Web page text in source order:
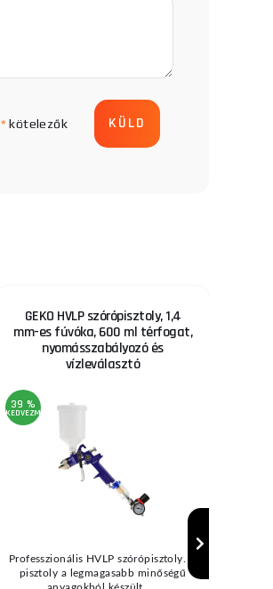
* kötelezők
GEKO HVLP szórópisztoly, 1,4
mm-es fúvóka, 600 ml térfogat,
nyomásszabályozó és
vízleválasztó
39 %
KEDVEZMÉNY
Professzionális HVLP szórópisztoly. A
pisztoly a legmagasabb minőségű